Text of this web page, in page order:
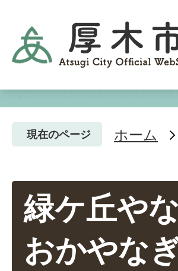
現在のページ ホーム
緑ケ丘や
おかやな